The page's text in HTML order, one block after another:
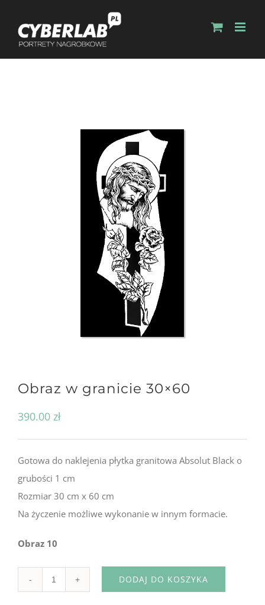
Obraz w granicie 30×60
390.00 zł
Gotowa do naklejenia płytka granitowa Absolut Black o
grubości 1 cm
Rozmiar 30 cm x 60 cm
Na życzenie możliwe wykonanie w innym formacie.
Obraz 10
DODAJ DO KOSZYKA